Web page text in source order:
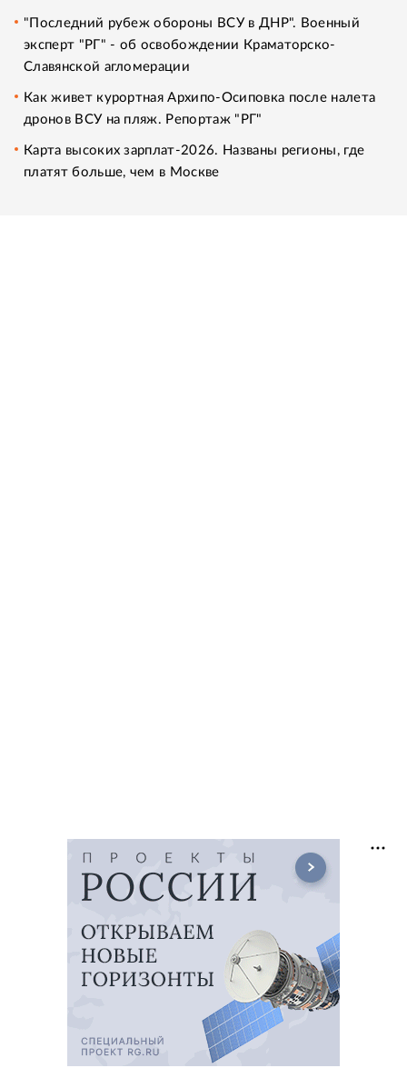
"Последний рубеж обороны ВСУ в ДНР". Военный
эксперт "РГ" - об освобождении Краматорско-
Славянской агломерации
Как живет курортная Архипо-Осиповка после налета
дронов ВСУ на пляж. Репортаж "РГ"
Карта высоких зарплат-2026. Названы регионы, где
платят больше, чем в Москве